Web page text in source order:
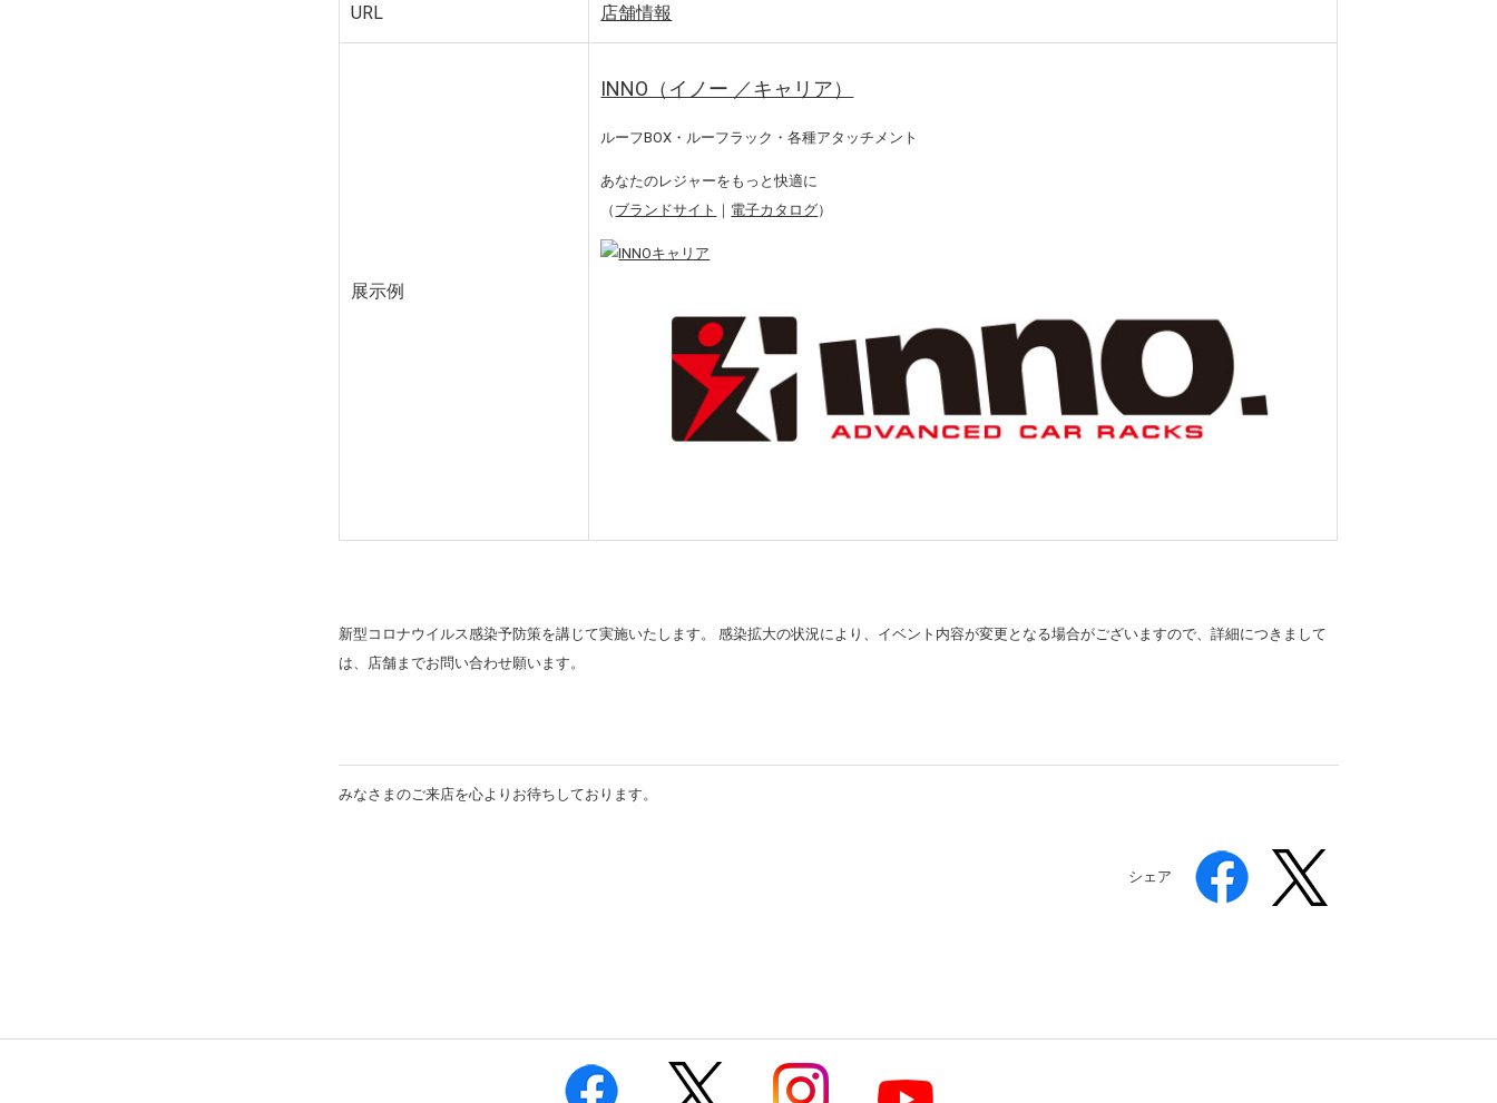
URL 店舗情報
展示例
INNO（イノー ／キャリア）
ルーフBOX・ルーフラック・各種アタッチメント
あなたのレジャーをもっと快適に
（ ブランドサイト ｜ 電子カタログ）
新型コロナウイルス感染予防策を講じて実施いたします。 感染拡大の状況により、イベント内容が変更となる場合がございますので、詳細につきまして
は、店舗までお問い合わせ願います。
みなさまのご来店を心よりお待ちしております。
シェア